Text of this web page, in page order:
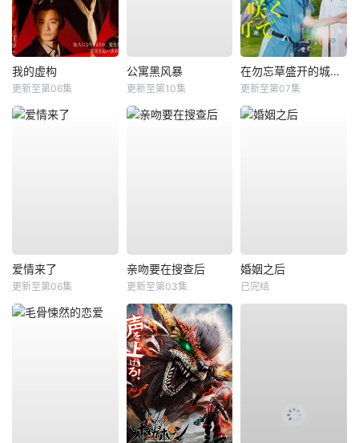
我的虚构
更新至第06集
公寓黑风暴
更新至第10集
在勿忘草盛开的城镇 ～安昙野诊疗记～
更新至第07集
爱情来了
更新至第06集
亲吻要在搜查后
更新至第03集
婚姻之后
已完结